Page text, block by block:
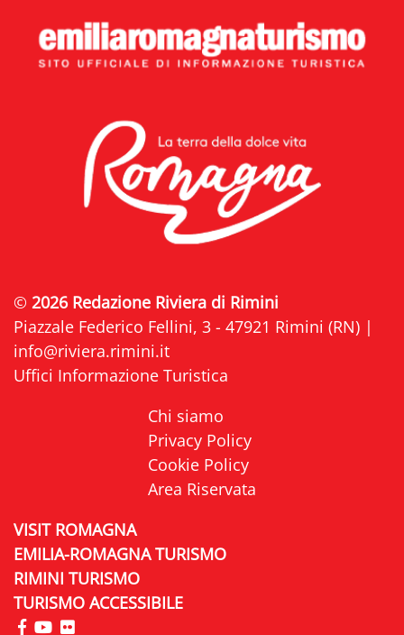
© 2026 Redazione Riviera di Rimini
Piazzale Federico Fellini, 3 - 47921 Rimini (RN) |
info@riviera.rimini.it
Uffici Informazione Turistica
Chi siamo
Privacy Policy
Cookie Policy
Area Riservata
VISIT ROMAGNA
EMILIA-ROMAGNA TURISMO
RIMINI TURISMO
TURISMO ACCESSIBILE
visita la pagina Facebook di Riviera di Rimini
visita la pagina YouTube di Riviera di Rimini
visita la pagina Flickr di Riviera di Rimini